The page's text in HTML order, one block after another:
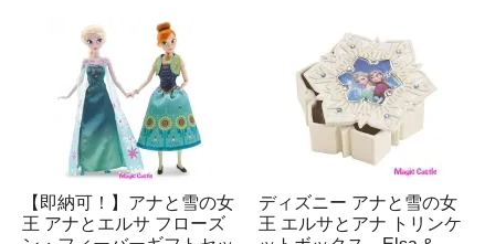
【即納可！】アナと雪の女
王 アナとエルサ フローズ
ディズニー アナと雪の女
王 エルサとアナ トリンケ